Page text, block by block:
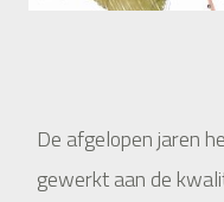
De afgelopen jaren
gewerkt aan de